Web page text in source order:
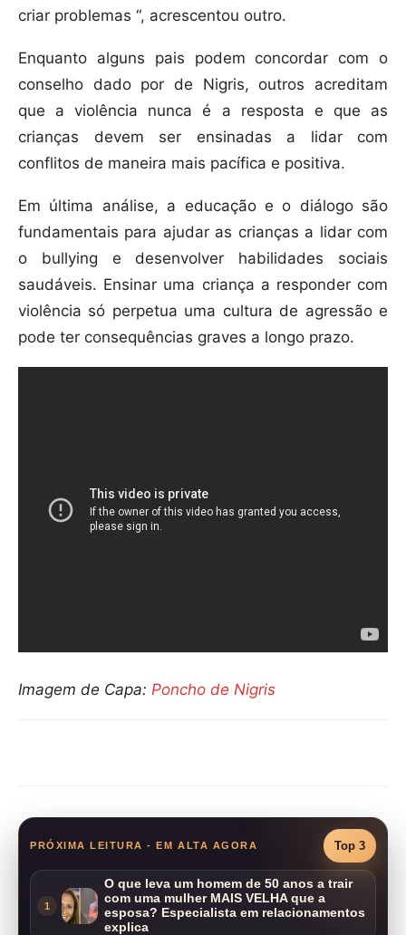
criar problemas “, acrescentou outro.
Enquanto alguns pais podem concordar com o
conselho dado por de Nigris, outros acreditam
que a violência nunca é a resposta e que as
crianças devem ser ensinadas a lidar com
conflitos de maneira mais pacífica e positiva.
Em última análise, a educação e o diálogo são
fundamentais para ajudar as crianças a lidar com
o bullying e desenvolver habilidades sociais
saudáveis. Ensinar uma criança a responder com
violência só perpetua uma cultura de agressão e
pode ter consequências graves a longo prazo.
Imagem de Capa: Poncho de Nigris
PRÓXIMA LEITURA - EM ALTA AGORA Top 3
1
O que leva um homem de 50 anos a trair
com uma mulher MAIS VELHA que a
esposa? Especialista em relacionamentos
explica